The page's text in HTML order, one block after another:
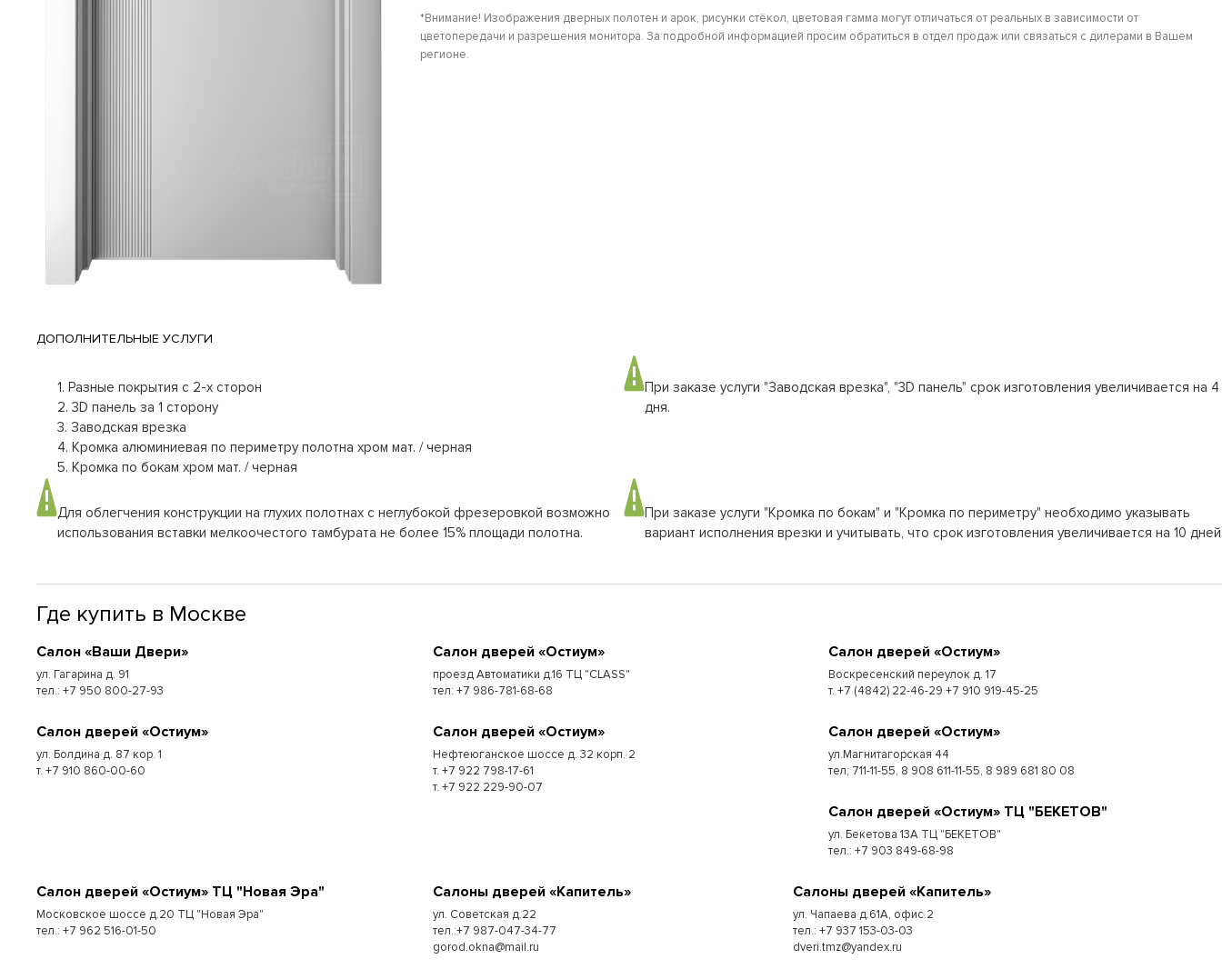
*Внимание! Изображения дверных полотен и арок, рисунки стёкол, цветовая гамма могут отличаться от реальных в зависимости от
цветопередачи и разрешения монитора. За подробной информацией просим обратиться в отдел продаж или связаться с дилерами в Вашем
регионе.
ДОПОЛНИТЕЛЬНЫЕ УСЛУГИ
1. Разные покрытия с 2-х сторон
2. 3D панель за 1 сторону
3. Заводская врезка
4. Кромка алюминиевая по периметру полотна хром мат. / черная
5. Кромка по бокам хром мат. / черная
При заказе услуги "Заводская врезка", "3D панель" срок изготовления увеличивается на 4
дня.
Для облегчения конструкции на глухих полотнах с неглубокой фрезеровкой возможно
использования вставки мелкоочестого тамбурата не более 15% площади полотна.
При заказе услуги "Кромка по бокам" и "Кромка по периметру" необходимо указывать
вариант исполнения врезки и учитывать, что срок изготовления увеличивается на 10
Где купить в Москве
Cалон «Ваши Двери»
ул. Гагарина д. 91
тел.: +7 950 800-27-93
Cалон дверей «Остиум»
проезд Автоматики д.16 ТЦ "CLASS"
тел: +7 986-781-68-68
Cалон дверей «Остиум»
Воскресенский переулок д. 17
т. +7 (4842) 22-46-29 +7 910 919-45-25
Cалон дверей «Остиум»
ул. Болдина д. 87 кор. 1
т. +7 910 860-00-60
Cалон дверей «Остиум»
Нефтеюганское шоссе д. 32 корп. 2
т. +7 922 798-17-61
т. +7 922 229-90-07
Cалон дверей «Остиум»
ул.Магнитагорская 44
тел; 711-11-55, 8 908 611-11-55, 8 989 681 80 08
Cалон дверей «Остиум» ТЦ "БЕКЕТОВ"
ул. Бекетова 13А ТЦ "БЕКЕТОВ"
тел.: +7 903 849-68-98
Cалон дверей «Остиум» ТЦ "Новая Эра"
Московское шоссе д.20 ТЦ "Новая Эра"
тел.: +7 962 516-01-50
Cалоны дверей «Капитель»
ул. Советская д.22
тел.:+7 987-047-34-77
gorod.okna@mail.ru
Cалоны дверей «Капитель»
ул. Чапаева д.61А, офис.2
тел.: +7 937 153-03-03
dveri.tmz@yandex.ru